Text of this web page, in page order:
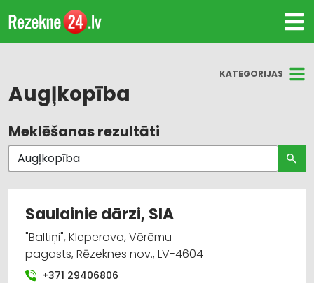
KATEGORIJAS
Augļkopība
Visas nozares
Augļkopība
Dārza tehnika un inventārs
Labiekārtošana, apzaļumošana
Meklēšanas rezultāti
Saulainie dārzi, SIA
"Baltiņi", Kleperova, Vērēmu
pagasts, Rēzeknes nov., LV-4604
+371 29406806